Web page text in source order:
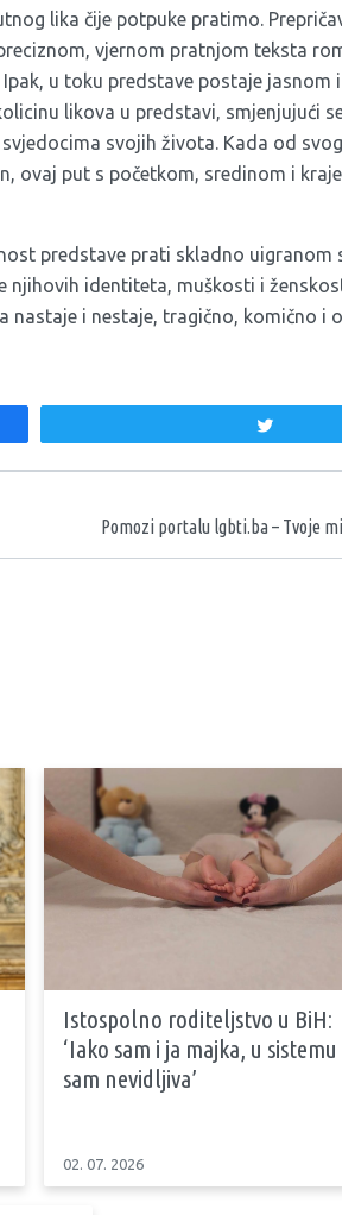
lika čije potpuke pratimo.
vjernom pratnjom teksta
u toku predstave postaje jasnom
likova u predstavi, smjenjujući
svojih života. Kada od
ovaj put s početkom, sredinom i
predstave prati skladno uigranom
njihovih identiteta, muškosti i
i nestaje, tragično, komično i
Pomozi portalu lgbti.ba – Tvoje
Istospolno roditeljstvo u BiH:
‘Iako sam i ja majka, u sistemu
sam nevidljiva’
02. 07. 2026